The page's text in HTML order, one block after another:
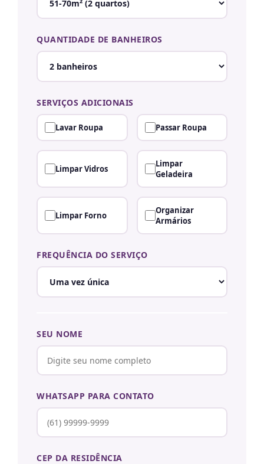
QUANTIDADE DE BANHEIROS
SERVIÇOS ADICIONAIS
Lavar Roupa Passar Roupa
Limpar Vidros
Limpar
Geladeira
Limpar Forno
Organizar
Armários
FREQUÊNCIA DO SERVIÇO
SEU NOME
WHATSAPP PARA CONTATO
CEP DA RESIDÊNCIA